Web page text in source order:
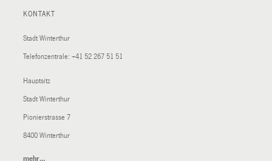
KONTAKT
Stadt Winterthur
Telefonzentrale: +41 52 267 51 51
Hauptsitz
Stadt Winterthur
Pionierstrasse 7
8400 Winterthur
mehr…